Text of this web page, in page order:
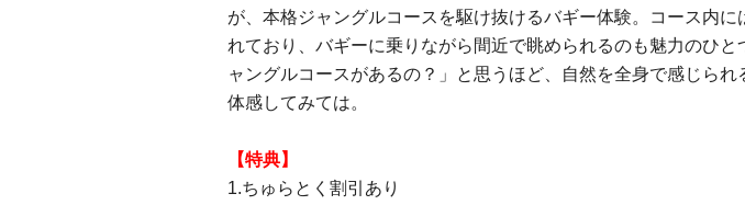
が、本格ジャングルコースを駆け抜けるバギー体験。コース内に
れており、バギーに乗りながら間近で眺められるのも魅力のひと
ャングルコースがあるの？」と思うほど、自然を全身で感じられ
体感してみては。
【特典】
1.ちゅらとく割引あり